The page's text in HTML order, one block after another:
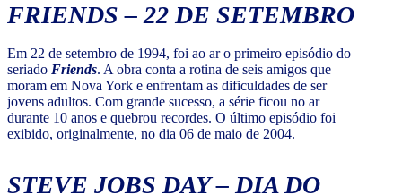
FRIENDS – 22 DE SETEMBRO
Em 22 de setembro de 1994, foi ao ar o primeiro episódio do
seriado Friends. A obra conta a rotina de seis amigos que
moram em Nova York e enfrentam as dificuldades de ser
jovens adultos. Com grande sucesso, a série ficou no ar
durante 10 anos e quebrou recordes. O último episódio foi
exibido, originalmente, no dia 06 de maio de 2004.
STEVE JOBS DAY – DIA DO